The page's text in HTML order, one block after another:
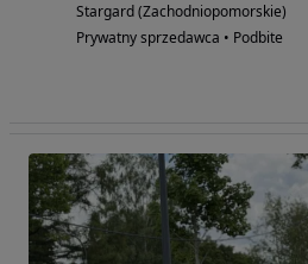
Stargard (Zachodniopomorskie)
Prywatny sprzedawca • Podbite